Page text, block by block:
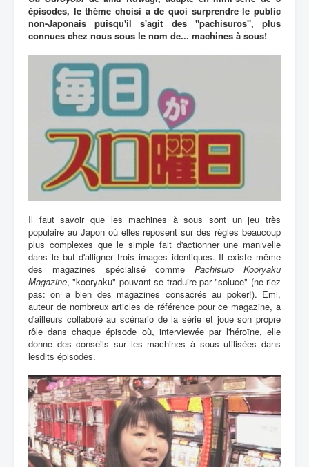
épisodes, le thème choisi a de quoi surprendre le public
non-Japonais puisqu'il s'agit des "pachisuros", plus
connues chez nous sous le nom de... machines à sous!
Il faut savoir que les machines à sous sont un jeu très
populaire au Japon où elles reposent sur des règles beaucoup
plus complexes que le simple fait d'actionner une manivelle
dans le but d'alligner trois images identiques. Il existe même
des magazines spécialisé comme Pachisuro Kooryaku
Magazine, "kooryaku" pouvant se traduire par "soluce" (ne riez
pas: on a bien des magazines consacrés au poker!). Emi,
auteur de nombreux articles de référence pour ce magazine, a
d'ailleurs collaboré au scénario de la série et joue son propre
rôle dans chaque épisode où, interviewée par l'héroïne, elle
donne des conseils sur les machines à sous utilisées dans
lesdits épisodes.